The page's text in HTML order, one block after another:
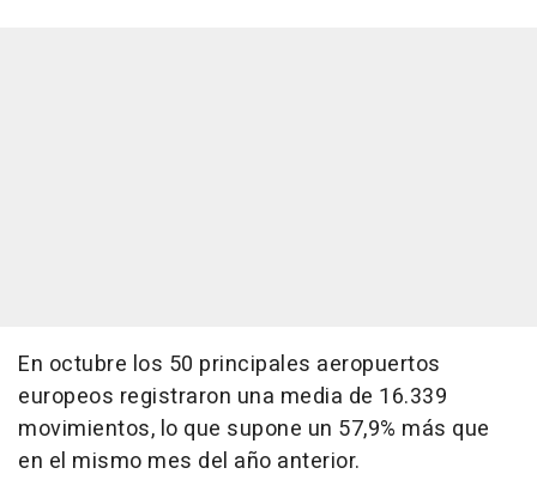
En octubre los 50 principales aeropuertos
europeos registraron una media de 16.339
movimientos, lo que supone un 57,9% más que
en el mismo mes del año anterior.